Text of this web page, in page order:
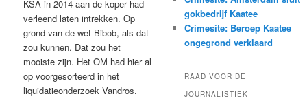
KSA in 2014 aan de koper had
verleend laten intrekken. Op
grond van de wet Bibob, als dat
zou kunnen. Dat zou het
mooiste zijn. Het OM had hier al
op voorgesorteerd in het
liquidatieonderzoek Vandros.
gokbedrijf Kaatee
Crimesite: Beroep Kaatee
ongegrond verklaard
RAAD VOOR DE
JOURNALISTIEK